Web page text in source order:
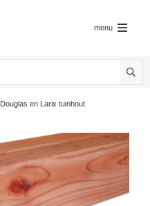
menu
Douglas en Larix tuinhout